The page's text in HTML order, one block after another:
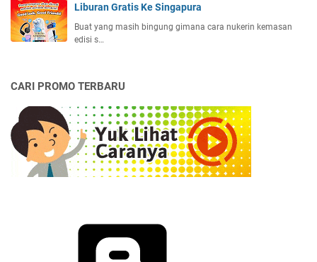
Liburan Gratis Ke Singapura
Buat yang masih bingung gimana cara nukerin kemasan
edisi s…
CARI PROMO TERBARU